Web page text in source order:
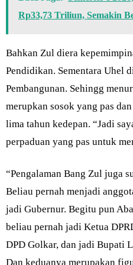
Rp33,73 Triliun, Semakin
Bahkan Zul diera
Pendidikan. Sementara Uhel
Pembangunan. Sehingg
merupkan sosok yang pas
lima tahun kedepan. “Jadi
perpaduan yang pas untuk
“Pengalaman Bang Zul juga
Beliau pernah menjadi
jadi Gubernur. Begitu pun
beliau pernah jadi Ketua
DPD Golkar, dan jadi Bupati
Dan keduanya merupakan